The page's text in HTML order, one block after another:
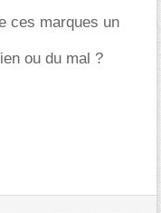
ces marques un
ou du mal ?